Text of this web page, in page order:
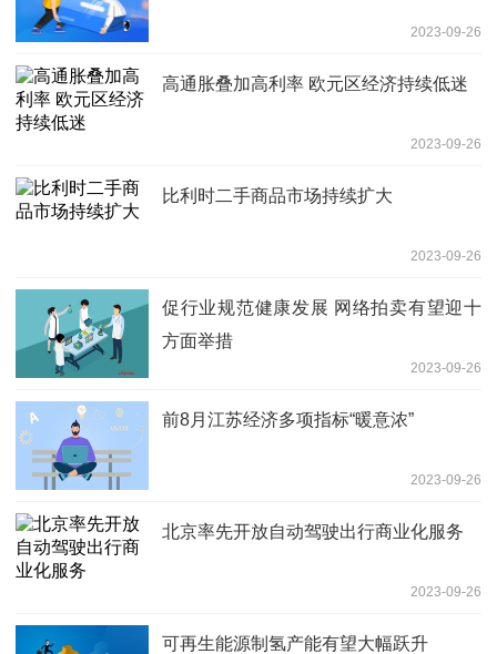
2023-09-26
高通胀叠加高利率 欧元区经济持续低迷
2023-09-26
比利时二手商品市场持续扩大
2023-09-26
促行业规范健康发展 网络拍卖有望迎十
方面举措
2023-09-26
前8月江苏经济多项指标“暖意浓”
2023-09-26
北京率先开放自动驾驶出行商业化服务
2023-09-26
可再生能源制氢产能有望大幅跃升